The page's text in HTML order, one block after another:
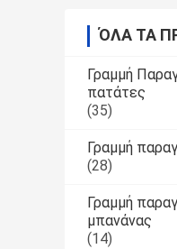
ΌΛΑ ΤΑ
Γραμμή
πατάτες
(35)
Γραμμή
(28)
Γραμμή
μπανάνας
(14)